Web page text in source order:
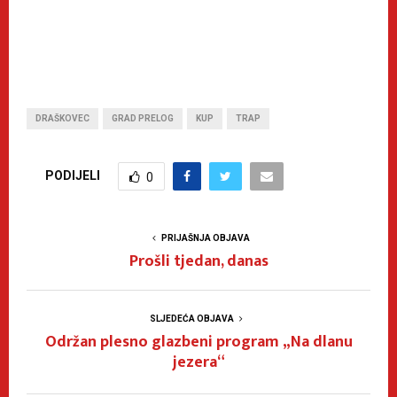
DRAŠKOVEC GRAD PRELOG KUP TRAP
PODIJELI 0
PRIJAŠNJA OBJAVA
Prošli tjedan, danas
SLJEDEĆA OBJAVA
Održan plesno glazbeni program „Na dlanu
jezera“